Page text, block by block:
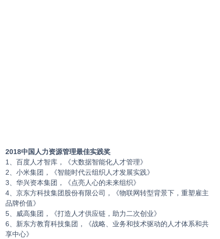
2018中国人力资源管理最佳实践奖
1、百度人才智库，《大数据智能化人才管理》
2、小米集团，《智能时代云组织人才发展实践》
3、华兴资本集团，《点亮人心的未来组织》
4、京东方科技集团股份有限公司，《物联网转型背景下，重塑雇主
品牌价值》
5、威高集团，《打造人才供应链，助力二次创业》
6、新东方教育科技集团，《战略、业务和技术驱动的人才体系和共
享中心》